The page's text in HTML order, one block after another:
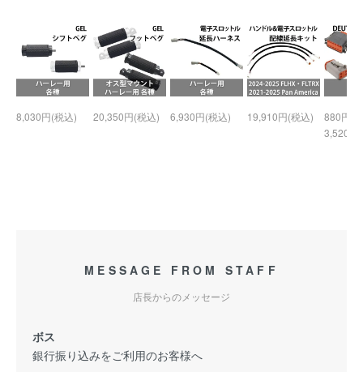
8,030円(税込) 20,350円(税込) 6,930円(税込) 19,910円(税込)
880円(
3,520円
MESSAGE FROM STAFF
店長からのメッセージ
ボス
銀行振り込みをご利用のお客様へ